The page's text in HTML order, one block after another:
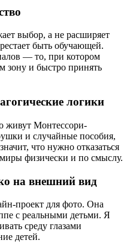
выбор, а не расширяет
быть обучающей.
— то, при котором
зону и быстро принять
логики
живут Монтессори-
и случайные пособия,
что нужно отказаться
физически и по смыслу.
на внешний вид
проект для фото. Она
с реальными детьми. Я
среду глазами
детей.